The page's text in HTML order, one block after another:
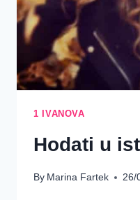
1 IVANOVA
Hodati u
By Marina Fartek 26/